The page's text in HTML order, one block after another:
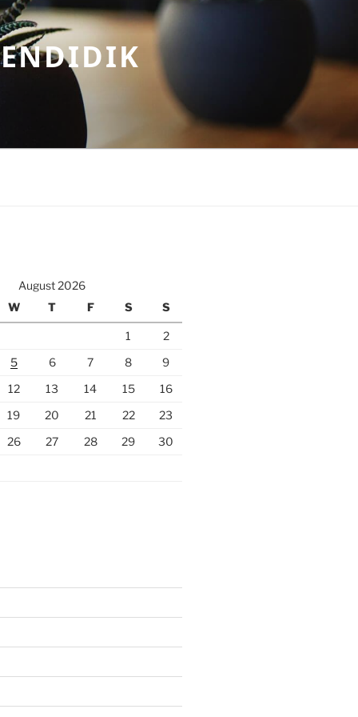
August 2026
W T F S S
1
2
5 6 7 8
9
12 13 14 15
16
19 20 21 22
23
26 27 28 29
30